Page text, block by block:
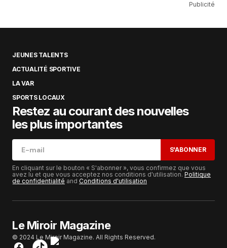
Publicité
JEUNES TALENTS
ACTUALITÉ SPORTIVE
LA VAR
SPORTS LOCAUX
Restez au courant des nouvelles
les plus importantes
S'ABONNER
En cliquant sur le bouton « S'abonner », vous confirmez que vous
avez lu et que vous acceptez nos conditions d'utilisation. Politique
de confidentialité and Conditions d'utilisation
Le Miroir Magazine
© 2024 Le Miroir Magazine. All Rights Reserved.